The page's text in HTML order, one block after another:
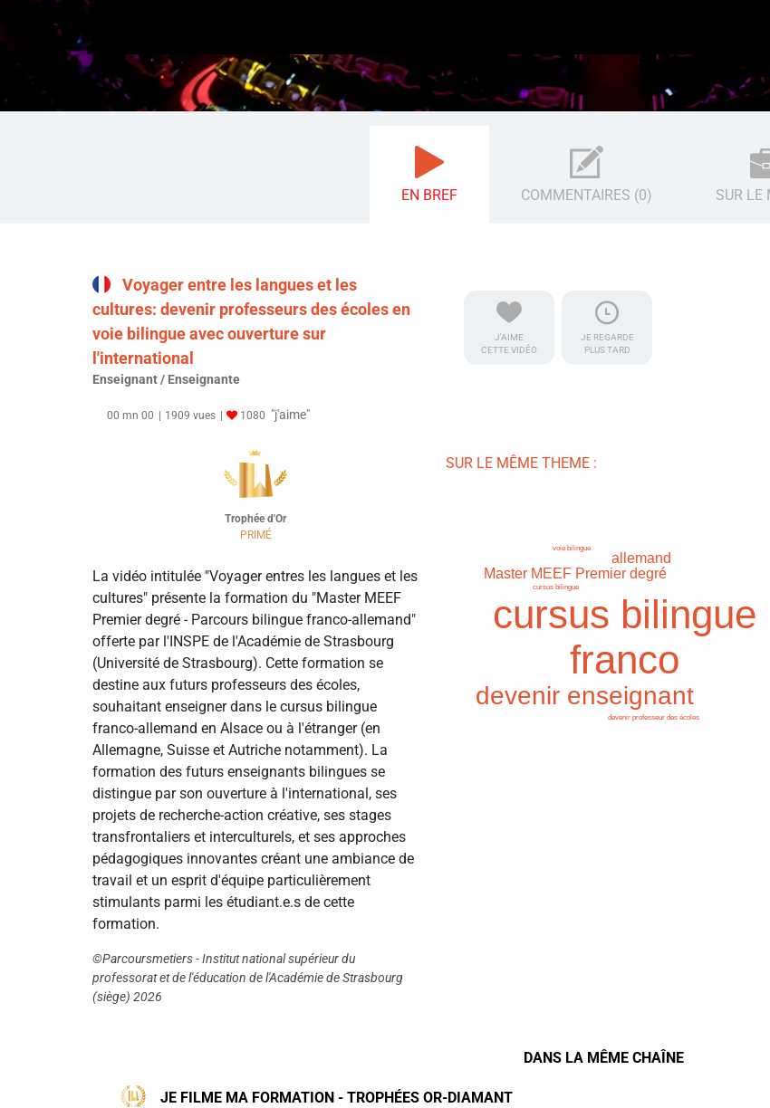
EN BREF COMMENTAIRES (0) SUR LE
Voyager entre les langues et les
cultures: devenir professeurs des écoles en
voie bilingue avec ouverture sur
l'international
Enseignant / Enseignante
00 mn 00 1909 vues 1080 "j'aime"
Trophée d'Or
PRIMÉ
La vidéo intitulée "Voyager entres les langues et les
cultures" présente la formation du "Master MEEF
Premier degré - Parcours bilingue franco-allemand"
offerte par l'INSPE de l'Académie de Strasbourg
(Université de Strasbourg). Cette formation se
destine aux futurs professeurs des écoles,
souhaitant enseigner dans le cursus bilingue
franco-allemand en Alsace ou à l'étranger (en
Allemagne, Suisse et Autriche notamment). La
formation des futurs enseignants bilingues se
distingue par son ouverture à l'international, ses
projets de recherche-action créative, ses stages
transfrontaliers et interculturels, et ses approches
pédagogiques innovantes créant une ambiance de
travail et un esprit d'équipe particulièrement
stimulants parmi les étudiant.e.s de cette
formation.
©Parcoursmetiers - Institut national supérieur du
professorat et de l'éducation de l'Académie de Strasbourg
(siège) 2026
J'AIME
CETTE VIDÉO
JE REGARDE
PLUS TARD
SUR LE MÊME THEME :
cursus bilingue
franco
devenir enseignant
Master MEEF Premier degré
allemand
cursus bilingue
voie bilingue
devenir professeur des écoles
DANS LA MÊME CHAÎNE
JE FILME MA FORMATION - TROPHÉES OR-DIAMANT